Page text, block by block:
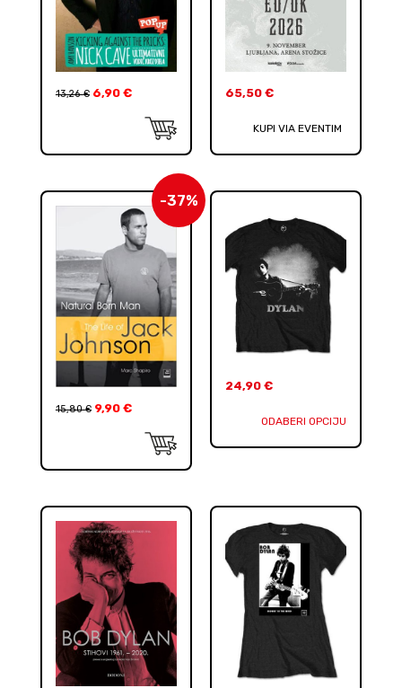
13,26€ 6,90 € 65,50 €
KUPI VIA EVENTIM
-37%
15,80€ 9,90 €
24,90 €
ODABERI OPCIJU